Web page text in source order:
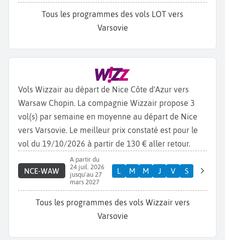
Tous les programmes des vols LOT vers
Varsovie
Vols Wizzair au départ de Nice Côte d'Azur vers
Warsaw Chopin. La compagnie Wizzair propose 3
vol(s) par semaine en moyenne au départ de Nice
vers Varsovie. Le meilleur prix constaté est pour le
vol du 19/10/2026 à partir de 130 € aller retour.
NCE-WAW
A partir du
24 juil. 2026
jusqu'au 27
mars 2027
L M M J V S
Tous les programmes des vols Wizzair vers
Varsovie